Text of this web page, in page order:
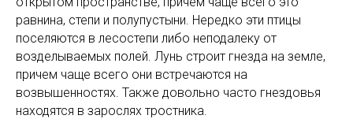
равнина, степи и полупустыни. Нередко эти птицы
поселяются в лесостепи либо неподалеку от
возделываемых полей. Лунь строит гнезда на земле,
причем чаще всего они встречаются на
возвышенностях. Также довольно часто гнездовья
находятся в зарослях тростника.